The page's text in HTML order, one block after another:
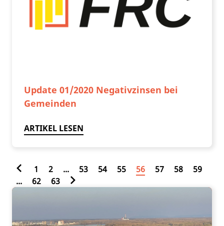
Update 01/2020 Negativzinsen bei
Gemeinden
ARTIKEL LESEN
1 2 ... 53 54 55 56 57 58
59
...
62 63